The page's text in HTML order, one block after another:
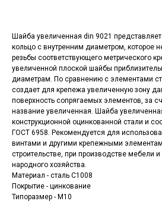
Шайба увеличенная din 9021
кольцо с внутренним диаметром, которое
резьбы соответствующего метрического
увеличенной плоской шайбы
диаметрам. По сравнению с элементами
создает для крепежа увеличенную зону
поверхность сопрягаемых элементов, за
название увеличенная. Шайба
конструкционной оцинкованной стали и
ГОСТ 6958. Рекомендуется для
винтами и другими крепежными
строительстве, при производстве мебели и
народного хозяйства.
Материал - сталь С1008
Покрытие - цинкование
Типоразмер - М10